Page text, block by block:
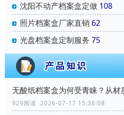
沈阳不动产档案盒定做 108
照片档案盒厂家直销 62
光盘档案盒定制服务 75
929阅读 2026-07-17 15:36:08